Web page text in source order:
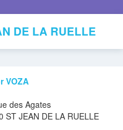
DE LA RUELLE
VOZA
des Agates
ST JEAN DE LA RUELLE